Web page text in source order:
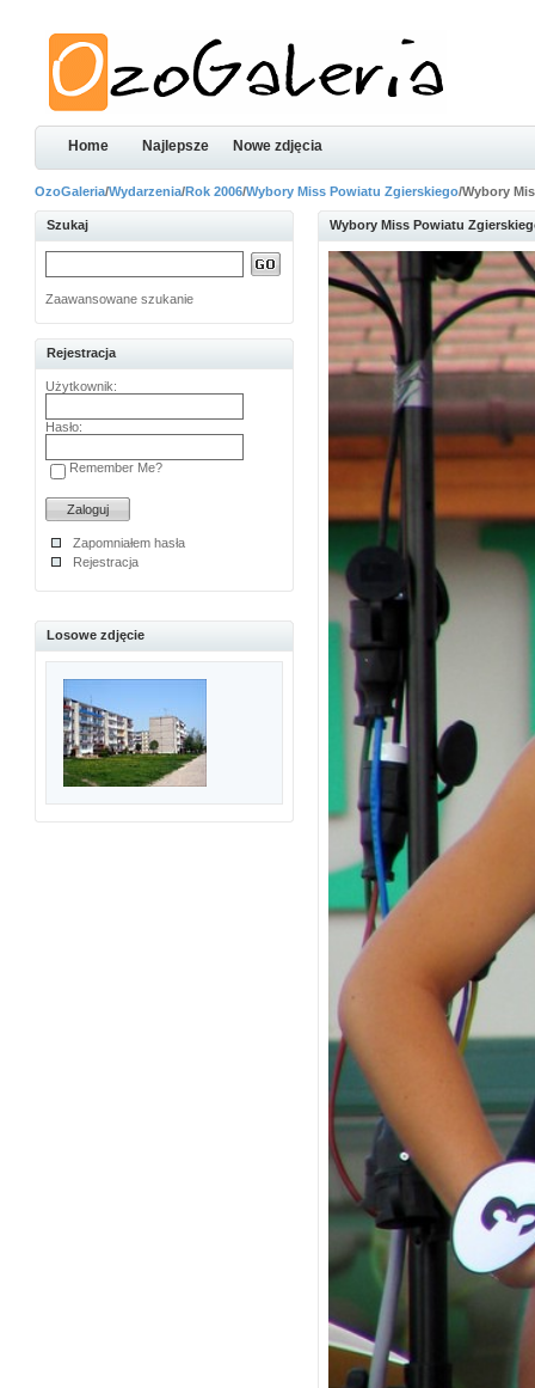
Home Najlepsze Nowe zdjęcia
OzoGaleria/Wydarzenia/Rok 2006/Wybory Miss Powiatu Zgierskiego/Wybory
Szukaj
Zaawansowane szukanie
Rejestracja
Użytkownik:
Hasło:
Remember Me?
Zapomniałem hasła
Rejestracja
Losowe zdjęcie
Wybory Miss Powiatu